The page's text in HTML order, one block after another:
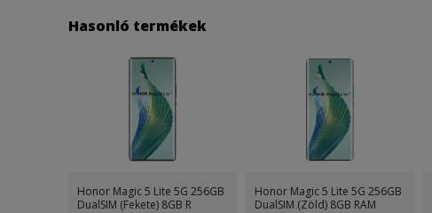
Hasonló termékek
Honor Magic 5 Lite 5G 256GB
DualSIM (Fekete) 8GB R
Honor Magic 5 Lite 5G 256GB
DualSIM (Zöld) 8GB RAM